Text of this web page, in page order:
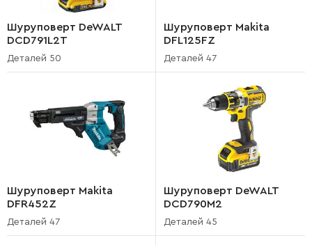
Шуруповерт DeWALT
DCD791L2T
Деталей 50
Шуруповерт Makita
DFL125FZ
Деталей 47
Шуруповерт Makita
DFR452Z
Деталей 47
Шуруповерт DeWALT
DCD790M2
Деталей 45